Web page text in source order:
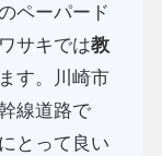
ペーパード
サキでは教
す。川崎市
線道路で
とって良い